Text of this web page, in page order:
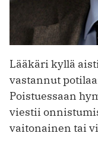
Lääkäri kyllä
vastannut
Poistuessaan
viestii
vaitonainen tai